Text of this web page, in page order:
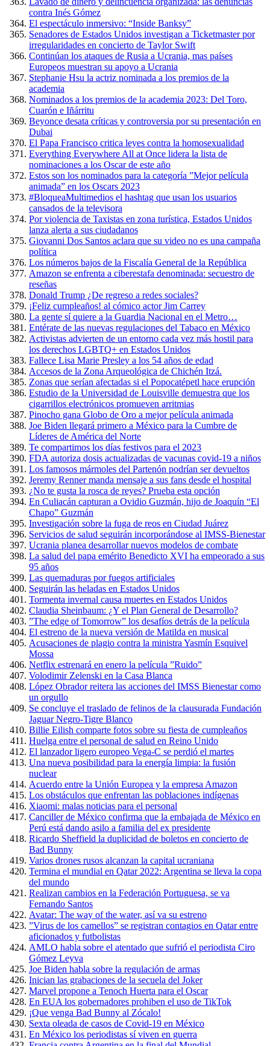
contra Inés Gómez
El espectáculo inmersivo: “Inside Banksy”
Senadores de Estados Unidos investigan a Ticketmaster por
irregularidades en concierto de Taylor Swift
Continúan los ataques de Rusia a Ucrania, mas países
Europeos muestran su apoyo a Ucrania
Stephanie Hsu la actriz nominada a los premios de la
academia
Nominados a los premios de la academia 2023: Del Toro,
Cuarón e Iñárritu
Beyonce desata críticas y controversia por su presentación en
Dubai
El Papa Francisco critica leyes contra la homosexualidad
Everything Everywhere All at Once lidera la lista de
nominaciones a los Oscar de este año
Estos son los nominados para la categoría ”Mejor película
animada” en los Oscars 2023
#BloqueaMultimedios el hashtag que usan los usuarios
cansados de la televisora
Por violencia de Taxistas en zona turística, Estados Unidos
lanza alerta a sus ciudadanos
Giovanni Dos Santos aclara que su video no es una campaña
política
Los números bajos de la Fiscalía General de la República
Amazon se enfrenta a ciberestafa denominada: secuestro de
reseñas
Donald Trump ¿De regreso a redes sociales?
¡Feliz cumpleaños! al cómico actor Jim Carrey
La gente sí quiere a la Guardia Nacional en el Metro…
Entérate de las nuevas regulaciones del Tabaco en México
Activistas advierten de un entorno cada vez más hostil para
los derechos LGBTQ+ en Estados Unidos
Fallece Lisa Marie Presley a los 54 años de edad
Accesos de la Zona Arqueológica de Chichén Itzá.
Zonas que serían afectadas si el Popocatépetl hace erupción
Estudio de la Universidad de Louisville demuestra que los
cigarrillos electrónicos promueven arritmias
Pinocho gana Globo de Oro a mejor película animada
Joe Biden llegará primero a México para la Cumbre de
Líderes de América del Norte
Te compartimos los días festivos para el 2023
FDA autoriza dosis actualizadas de vacunas covid-19 a niños
Los famosos mármoles del Partenón podrían ser devueltos
Jeremy Renner manda mensaje a sus fans desde el hospital
¿No te gusta la rosca de reyes? Prueba esta opción
En Culiacán capturan a Ovidio Guzmán, hijo de Joaquín “El
Chapo” Guzmán
Investigación sobre la fuga de reos en Ciudad Juárez
Servicios de salud seguirán incorporándose al IMSS-Bienestar
Ucrania planea desarrollar nuevos modelos de combate
La salud del papa emérito Benedicto XVI ha empeorado a sus
95 años
Las quemaduras por fuegos artificiales
Seguirán las heladas en Estados Unidos
Tormenta invernal causa muertes en Estados Unidos
Claudia Sheinbaum: ¿Y el Plan General de Desarrollo?
”The edge of Tomorrow” los desafíos detrás de la película
El estreno de la nueva versión de Matilda en musical
Acusaciones de plagio contra la ministra Yasmín Esquivel
Mossa
Netflix estrenará en enero la película ”Ruido”
Volodimir Zelenski en la Casa Blanca
López Obrador reitera las acciones del IMSS Bienestar como
un orgullo
Se concluye el traslado de felinos de la clausurada Fundación
Jaguar Negro-Tigre Blanco
Billie Eilish comparte fotos sobre su fiesta de cumpleaños
Huelga entre el personal de salud en Reino Unido
El lanzador ligero europeo Vega-C se perdió el martes
Una nueva posibilidad para la energía limpia: la fusión
nuclear
Acuerdo entre la Unión Europea y la empresa Amazon
Los obstáculos que enfrentan las poblaciones indígenas
Xiaomi: malas noticias para el personal
Canciller de México confirma que la embajada de México en
Perú está dando asilo a familia del ex presidente
Ricardo Sheffield la duplicidad de boletos en concierto de
Bad Bunny
Varios drones rusos alcanzan la capital ucraniana
Termina el mundial en Qatar 2022: Argentina se lleva la copa
del mundo
Realizan cambios en la Federación Portuguesa, se va
Fernando Santos
Avatar: The way of the water, así va su estreno
”Virus de los camellos” se registran contagios en Qatar entre
aficionados y futbolistas
AMLO habla sobre el atentado que sufrió el periodista Ciro
Gómez Leyva
Joe Biden habla sobre la regulación de armas
Inician las grabaciones de la secuela del Joker
Marvel propone a Tenoch Huerta para el Oscar
En EUA los gobernadores prohiben el uso de TikTok
¡Que venga Bad Bunny al Zócalo!
Sexta oleada de casos de Covid-19 en México
En México los periodistas sí viven en guerra